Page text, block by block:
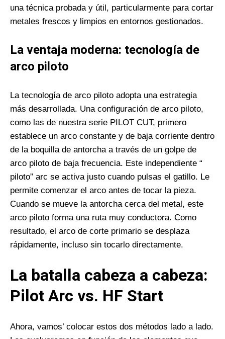
una técnica probada y útil, particularmente para cortar
metales frescos y limpios en entornos gestionados.
La ventaja moderna: tecnología de
arco piloto
La tecnología de arco piloto adopta una estrategia
más desarrollada. Una configuración de arco piloto,
como las de nuestra serie PILOT CUT, primero
establece un arco constante y de baja corriente dentro
de la boquilla de antorcha a través de un golpe de
arco piloto de baja frecuencia. Este independiente “
piloto” arc se activa justo cuando pulsas el gatillo. Le
permite comenzar el arco antes de tocar la pieza.
Cuando se mueve la antorcha cerca del metal, este
arco piloto forma una ruta muy conductora. Como
resultado, el arco de corte primario se desplaza
rápidamente, incluso sin tocarlo directamente.
La batalla cabeza a cabeza:
Pilot Arc vs. HF Start
Ahora, vamos’ colocar estos dos métodos lado a lado.